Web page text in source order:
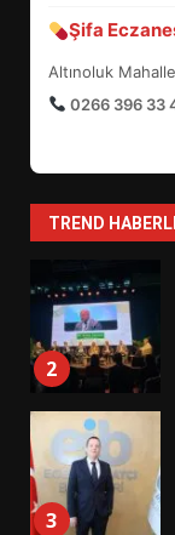
Şifa
Altınoluk
0266 396 33
TREND
7
1
2
3